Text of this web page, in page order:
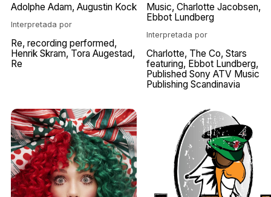
Adolphe Adam Augustin Kock
Interpretada por
Re recording performed
Henrik Skram Tora Augestad
Re
Music Charlotte Jacobsen
Ebbot Lundberg
Interpretada por
Charlotte The Co Stars
featuring Ebbot Lundberg
Published Sony ATV Music
Publishing Scandinavia